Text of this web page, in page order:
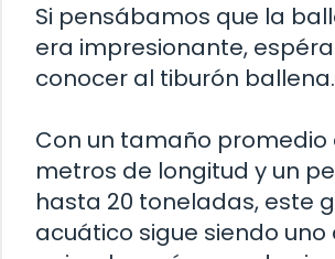
Si pensábamos que la
era impresionante,
conocer al tiburón ballena.
Con un tamaño promedio
metros de longitud y un
hasta 20 toneladas, este
acuático sigue siendo uno